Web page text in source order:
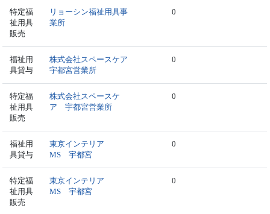
特定福
祉用具
販売
リョーシン福祉用具事
業所
0
福祉用
具貸与
株式会社スペースケア
宇都宮営業所
0
特定福
祉用具
販売
株式会社スペースケ
ア 宇都宮営業所
0
福祉用
具貸与
東京インテリア
MS 宇都宮
0
特定福
祉用具
販売
東京インテリア
MS 宇都宮
0